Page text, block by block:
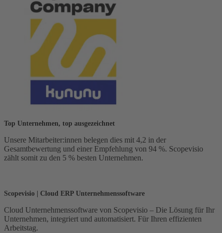
Top Unternehmen, top ausgezeichnet
Unsere Mitarbeiter:innen belegen dies mit 4,2 in der
Gesamtbewertung und einer Empfehlung von 94 %. Scopevisio
zählt somit zu den 5 % besten Unternehmen.
Scopevisio | Cloud ERP Unternehmenssoftware
Cloud Unternehmenssoftware von Scopevisio – Die Lösung für Ihr
Unternehmen, integriert und automatisiert. Für Ihren effizienten
Arbeitstag.